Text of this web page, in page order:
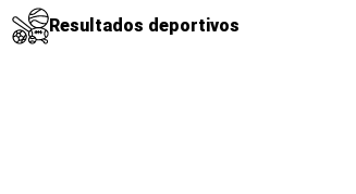
Resultados deportivos